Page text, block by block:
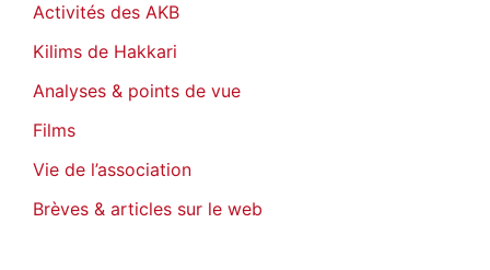
Activités des AKB
Kilims de Hakkari
Analyses & points de vue
Films
Vie de l’association
Brèves & articles sur le web